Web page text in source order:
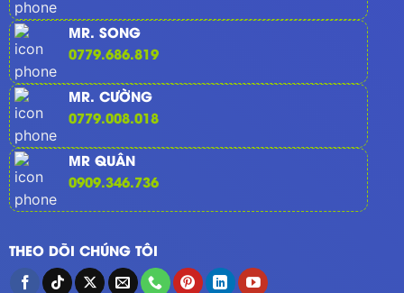
MR. SONG
0779.686.819
MR. CƯỜNG
0779.008.018
MR QUÂN
0909.346.736
THEO DÕI CHÚNG TÔI